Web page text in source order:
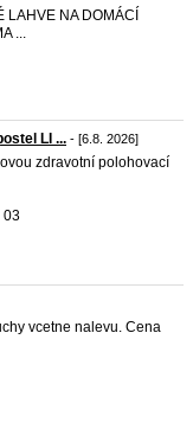
LAHVE NA DOMÁCÍ
...
LI ... - [6.8. 2026]
zdravotní polohovací
03
vcetne nalevu. Cena